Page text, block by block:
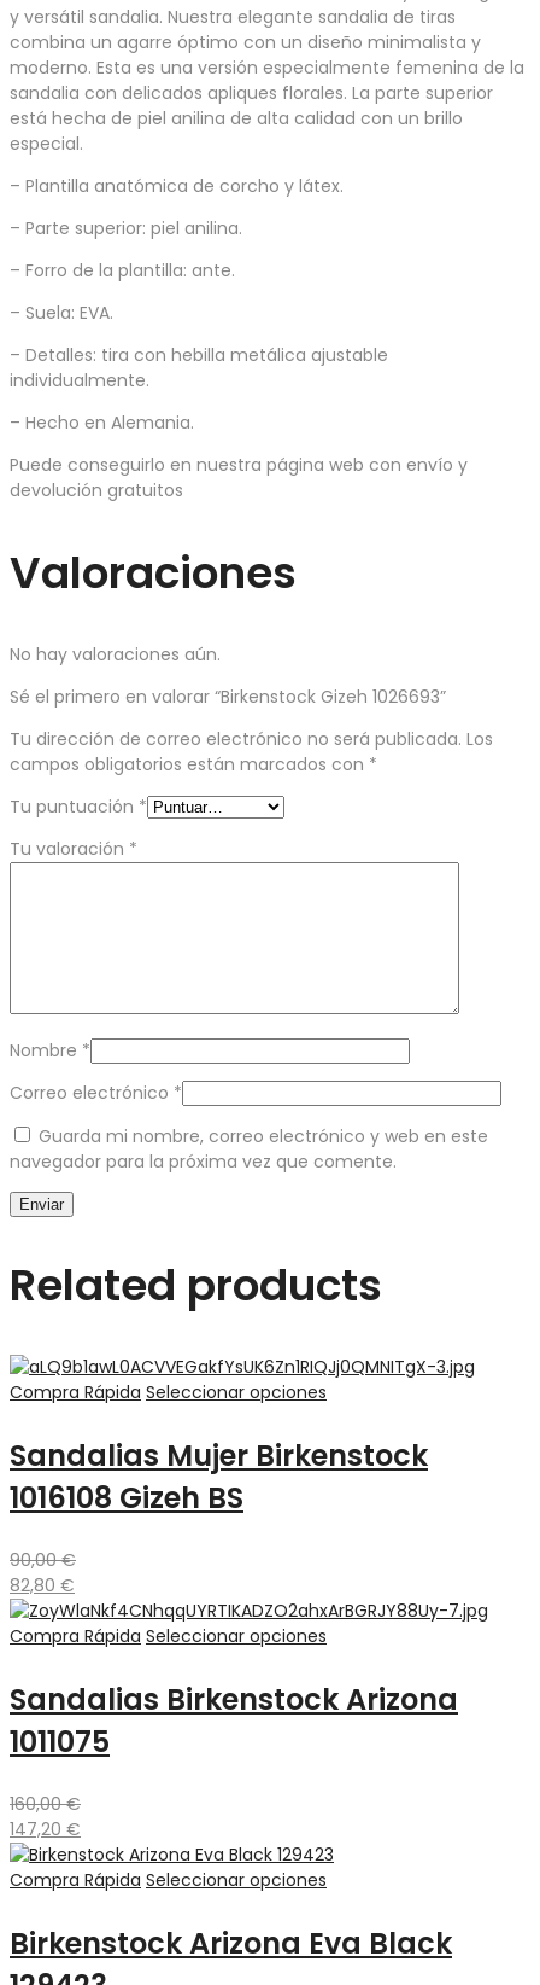
y versátil sandalia. Nuestra elegante sandalia de tiras
combina un agarre óptimo con un diseño minimalista y
moderno. Esta es una versión especialmente femenina de la
sandalia con delicados apliques florales. La parte superior
está hecha de piel anilina de alta calidad con un brillo
especial.
– Plantilla anatómica de corcho y látex.
– Parte superior: piel anilina.
– Forro de la plantilla: ante.
– Suela: EVA.
– Detalles: tira con hebilla metálica ajustable
individualmente.
– Hecho en Alemania.
Puede conseguirlo en nuestra página web con envío y
devolución gratuitos
Valoraciones
No hay valoraciones aún.
Sé el primero en valorar “Birkenstock Gizeh 1026693”
Tu dirección de correo electrónico no será publicada. Los
campos obligatorios están marcados con *
Tu puntuación *
Tu valoración *
Nombre *
Correo electrónico *
Guarda mi nombre, correo electrónico y web en este
navegador para la próxima vez que comente.
Related products
Compra Rápida Seleccionar opciones
Sandalias Mujer Birkenstock
1016108 Gizeh BS
90,00€
82,80 €
Compra Rápida Seleccionar opciones
Sandalias Birkenstock Arizona
1011075
160,00€
147,20 €
Compra Rápida Seleccionar opciones
Birkenstock Arizona Eva Black